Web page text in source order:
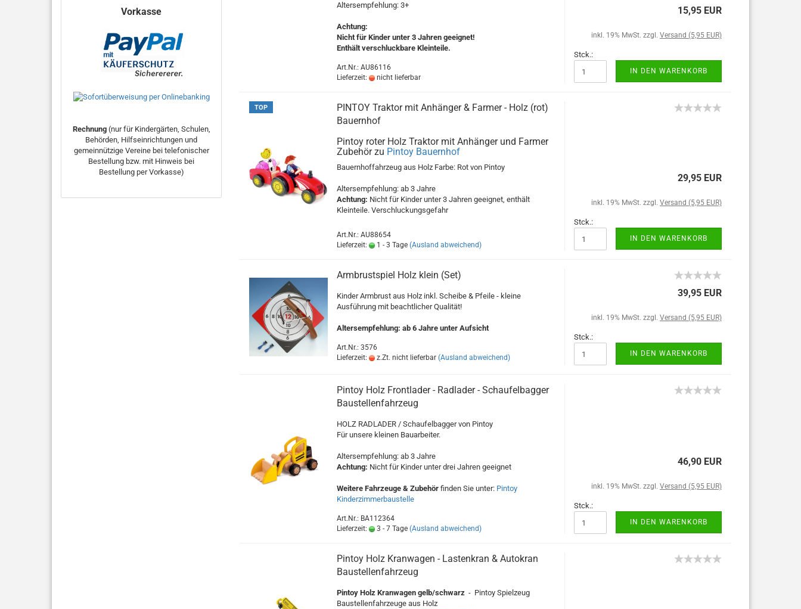
Altersempfehlung: 3+
Achtung:
Nicht für Kinder unter 3 Jahren geeignet!
Enthält verschluckbare Kleinteile.
Art.Nr.: AU86116
Lieferzeit:
nicht lieferbar
15,95 EUR
inkl. 19% MwSt. zzgl. Versand (5,95 EUR)
Stck.:
IN DEN WARENKORB
TOP
PINTOY Traktor mit Anhänger & Farmer - Holz (rot)
Bauernhof
Pintoy roter Holz Traktor mit Anhänger und Farmer
Zubehör zu Pintoy Bauernhof
Bauernhoffahrzeug aus Holz Farbe: Rot von Pintoy
Altersempfehlung: ab 3 Jahre
Achtung: Nicht für Kinder unter 3 Jahren geeignet, enthält
Kleinteile. Verschluckungsgefahr
Art.Nr.: AU88654
Lieferzeit:
1 - 3 Tage (Ausland abweichend)
29,95 EUR
inkl. 19% MwSt. zzgl. Versand (5,95 EUR)
Stck.:
IN DEN WARENKORB
Armbrustspiel Holz klein (Set)
Kinder Armbrust aus Holz inkl. Scheibe & Pfeile - kleine
Ausführung mit beachtlicher Qualität!
Altersempfehlung: ab 6 Jahre unter Aufsicht
Art.Nr.: 3576
Lieferzeit:
z.Zt. nicht lieferbar (Ausland abweichend)
39,95 EUR
inkl. 19% MwSt. zzgl. Versand (5,95 EUR)
Stck.:
IN DEN WARENKORB
Pintoy Holz Frontlader - Radlader - Schaufelbagger
Baustellenfahrzeug
HOLZ RADLADER / Schaufelbagger von Pintoy
Für unsere kleinen Bauarbeiter.
Altersempfehlung: ab 3 Jahre
Achtung: Nicht für Kinder unter drei Jahren geeignet
Weitere Fahrzeuge & Zubehör finden Sie unter: Pintoy
Kinderzimmerbaustelle
Art.Nr.: BA112364
Lieferzeit:
3 - 7 Tage (Ausland abweichend)
46,90 EUR
inkl. 19% MwSt. zzgl. Versand (5,95 EUR)
Stck.:
IN DEN WARENKORB
Pintoy Holz Kranwagen - Lastenkran & Autokran
Baustellenfahrzeug
Pintoy Holz Kranwagen gelb/schwarz - Pintoy Spielzeug
Baustellenfahrzeuge aus Holz
Vorkasse
Rechnung (nur für Kindergärten, Schulen,
Behörden, Hilfseinrichtungen und
gemeinnützige Vereine bei telefonischer
Bestellung bzw. mit Hinweis bei
Bestellung per Vorkasse)